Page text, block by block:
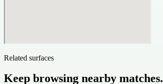
Related surfaces
Keep browsing nearby matches.